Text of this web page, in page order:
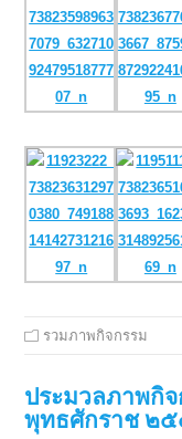
รวมภาพกิจกรรม
ประมวลภาพกิ
พุทธศักราช ๒